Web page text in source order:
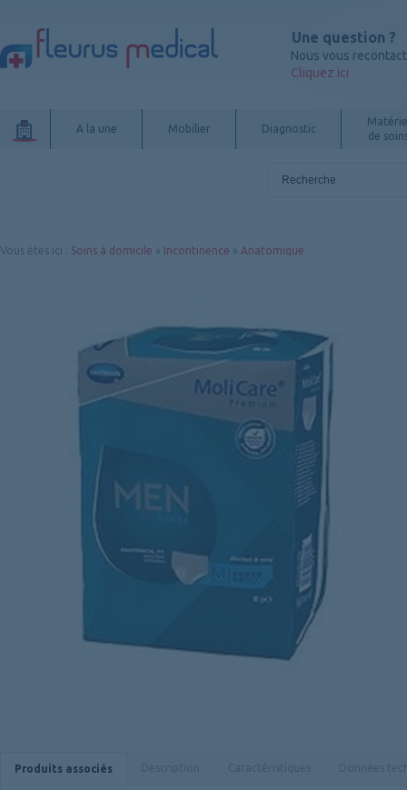
Une question ?
Nous vous
Cliquez ici
A la une Mobilier Diagnostic
de
Vous êtes ici Soins à domicile » Incontinence » Anatomique
Produits associés